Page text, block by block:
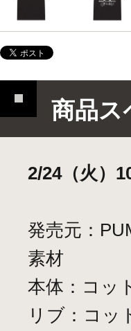
商品ス
2/24（火）
発売元：
素材
本体：コッ
リブ：コッ